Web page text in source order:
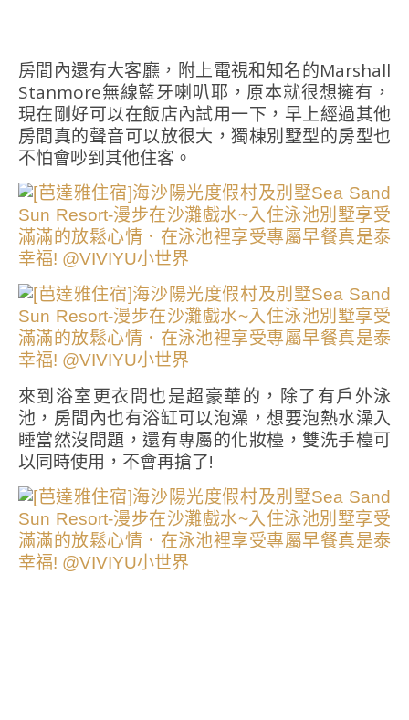
房間內還有大客廳，附上電視和知名的Marshall
Stanmore無線藍牙喇叭耶，原本就很想擁有，
現在剛好可以在飯店內試用一下，早上經過其他
房間真的聲音可以放很大，獨棟別墅型的房型也
不怕會吵到其他住客。
來到浴室更衣間也是超豪華的，除了有戶外泳
池，房間內也有浴缸可以泡澡，想要泡熱水澡入
睡當然沒問題，還有專屬的化妝檯，雙洗手檯可
以同時使用，不會再搶了!